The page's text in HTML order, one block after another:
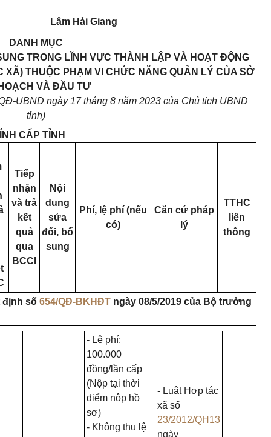
Lâm Hải Giang
DANH MỤC
TRONG LĨNH VỰC THÀNH LẬP VÀ HOẠT ĐỘNG
THUỘC PHẠM VI CHỨC NĂNG QUẢN LÝ CỦA SỞ
VÀ ĐẦU TƯ
UBND ngày 17 tháng 8 năm 2023 của Chủ tịch UBND
tỉnh)
CẤP TỈNH
Tiếp
nhận
và trả
kết
quả
qua
BCCI
Nội
dung
sửa
đổi, bổ
sung
Phí, lệ phí (nếu
có)
Căn cứ pháp
lý
TTHC
liên
thông
định số 654/QĐ-BKHĐT ngày 08/5/2019 của Bộ trưởng
- Lệ phí:
100.000
đồng/lần cấp
(Nộp tại thời
điểm nộp hồ
sơ)
- Không thu lệ
- Luật Hợp tác
xã số
23/2012/QH13
ngày